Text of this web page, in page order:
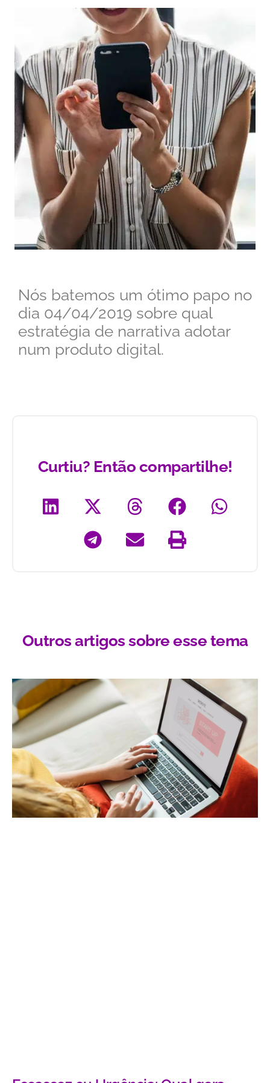
Nós batemos um ótimo papo no
dia 04/04/2019 sobre qual
estratégia de narrativa adotar
num produto digital.
Curtiu? Então compartilhe!
Outros artigos sobre esse tema